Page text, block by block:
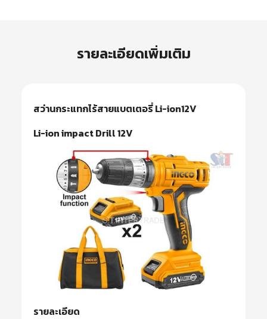
รายละเอียดเพิ่มเติม
สว่านกระแทกไร้สายแบตเตอรี่ Li-ion12V
Li-ion impact Drill 12V
รายละเอียด